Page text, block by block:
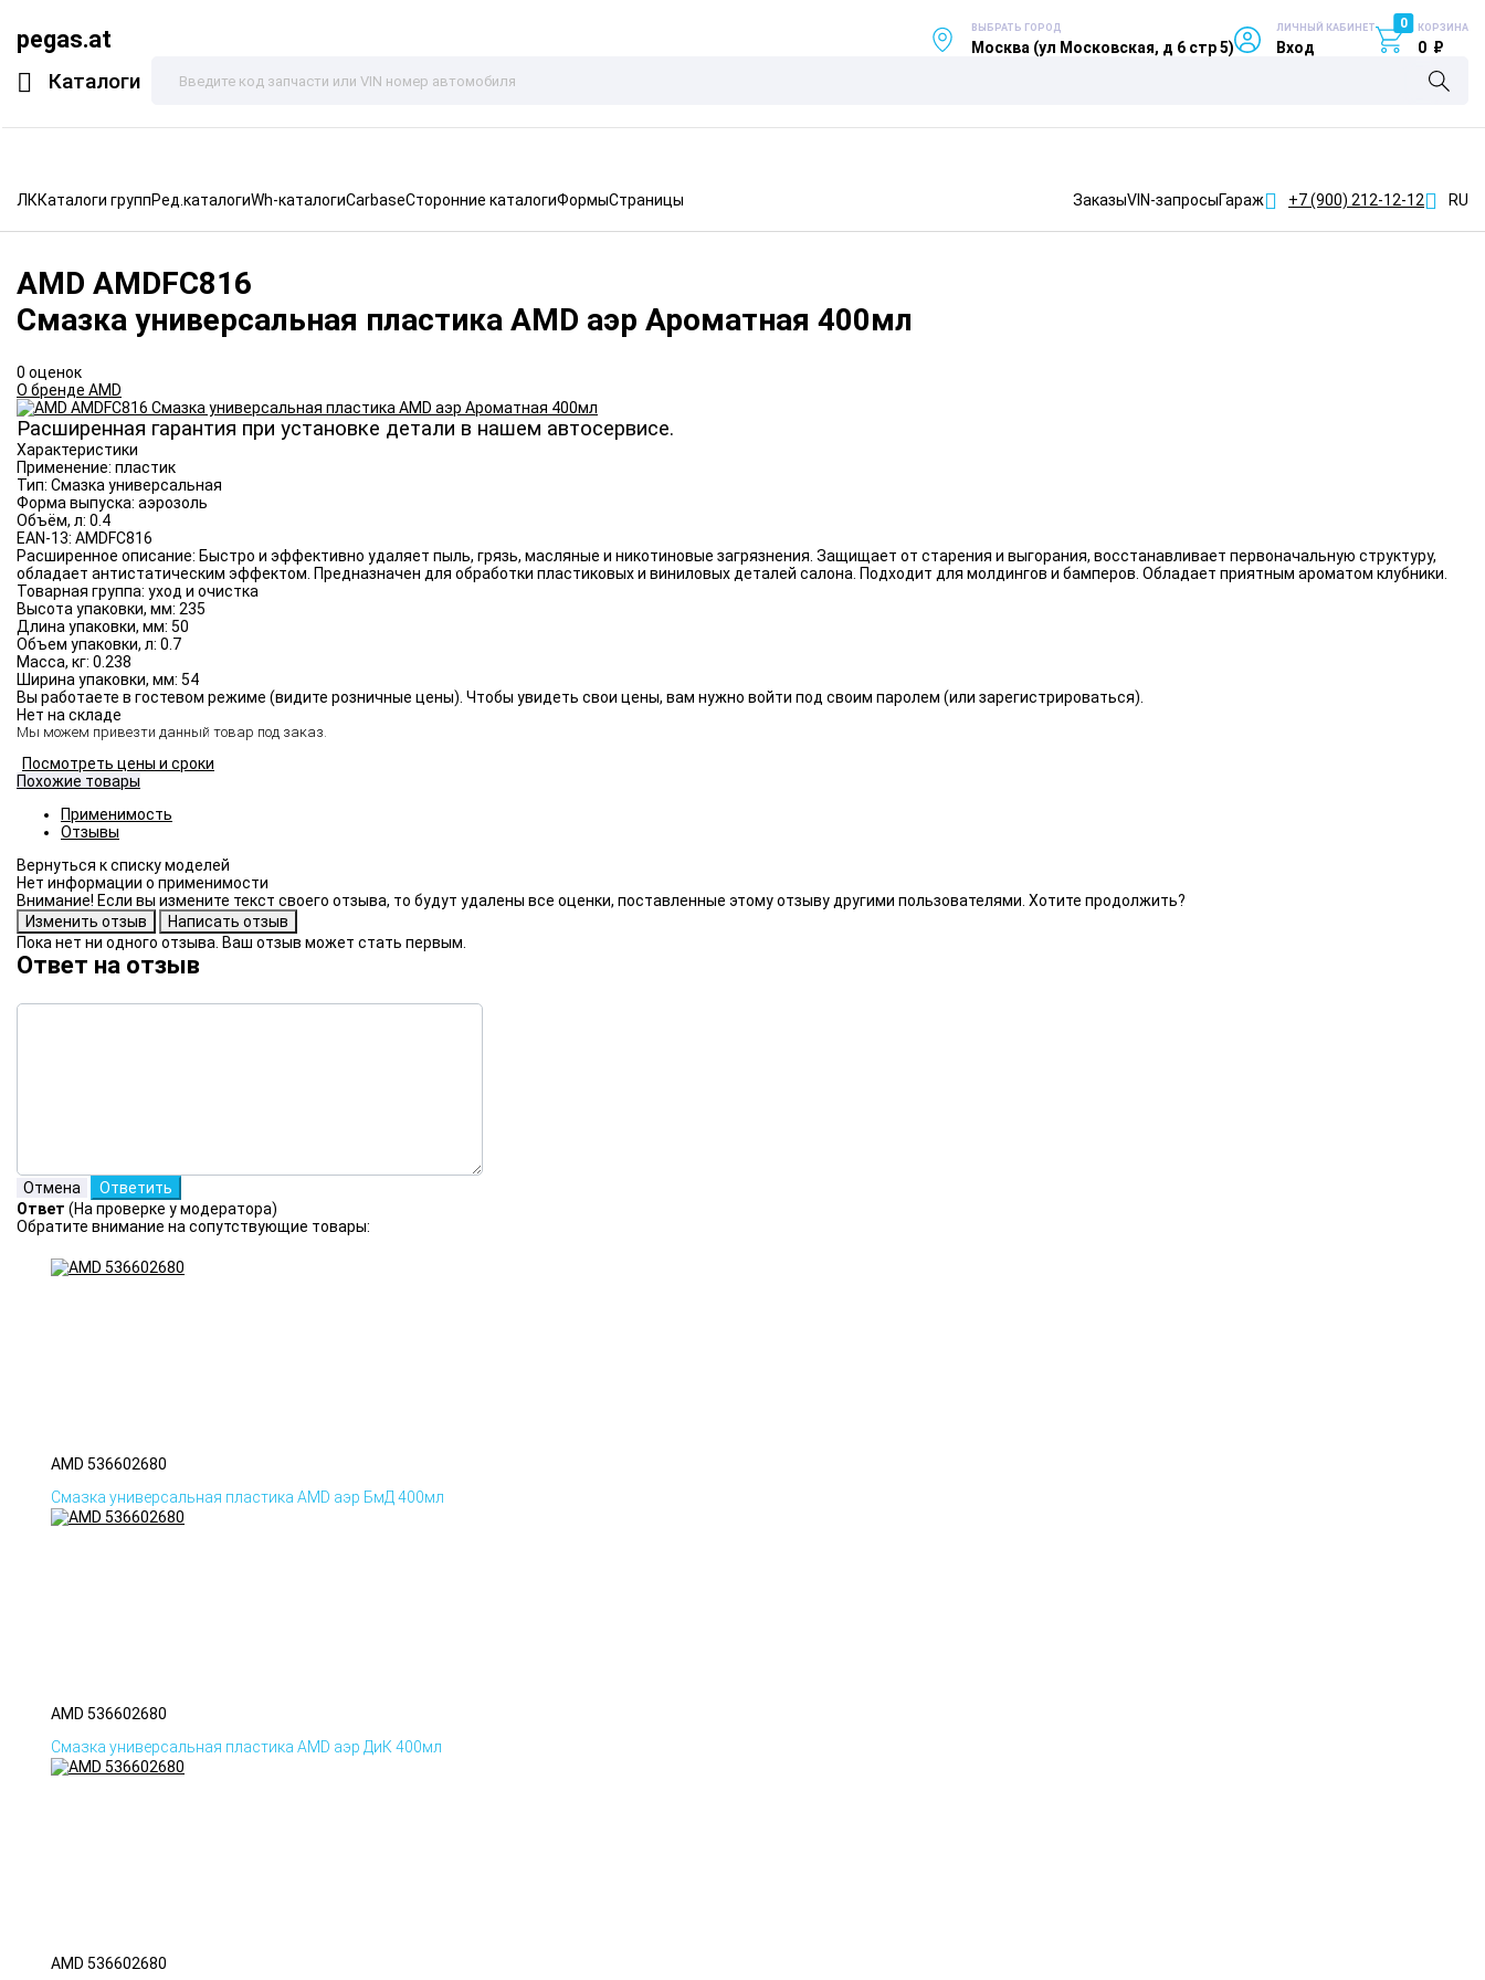
pegas.at
Каталоги
ВЫБРАТЬ ГОРОД
Москва (ул Московская, д 6 стр 5)
ЛИЧНЫЙ КАБИНЕТ
Вход
0 КОРЗИНА
0 ₽
ЛККаталоги группРед.каталогиWh-каталогиCarbaseСторонние каталогиФормыСтраницы ЗаказыVIN-запросыГараж +7 (900) 212-12-12 RU
AMD AMDFC816
Смазка универсальная пластика AMD аэр Ароматная 400мл
0 оценок
О бренде AMD
Расширенная гарантия при установке детали в нашем автосервисе.
Характеристики
Применение: пластик
Тип: Смазка универсальная
Форма выпуска: аэрозоль
Объём, л: 0.4
EAN-13: AMDFC816
Расширенное описание: Быстро и эффективно удаляет пыль, грязь, масляные и никотиновые загрязнения. Защищает от старения и выгорания, восстанавливает первоначальную структуру,
обладает антистатическим эффектом. Предназначен для обработки пластиковых и виниловых деталей салона. Подходит для молдингов и бамперов. Обладает приятным ароматом клубники.
Товарная группа: уход и очистка
Высота упаковки, мм: 235
Длина упаковки, мм: 50
Объем упаковки, л: 0.7
Масса, кг: 0.238
Ширина упаковки, мм: 54
Вы работаете в гостевом режиме (видите розничные цены). Чтобы увидеть свои цены, вам нужно войти под своим паролем (или зарегистрироваться).
Нет на складе
Мы можем привезти данный товар под заказ.
Посмотреть цены и сроки
Похожие товары
Применимость
Отзывы
Нет информации о применимости
Внимание! Если вы измените текст своего отзыва, то будут удалены все оценки, поставленные этому отзыву другими пользователями. Хотите продолжить?
Пока нет ни одного отзыва. Ваш отзыв может стать первым.
Ответ на отзыв
Ответ (На проверке у модератора)
Обратите внимание на сопутствующие товары:
AMD 536602680
Смазка универсальная пластика AMD аэр БмД 400мл
AMD 536602680
Смазка универсальная пластика AMD аэр ДиК 400мл
AMD 536602680